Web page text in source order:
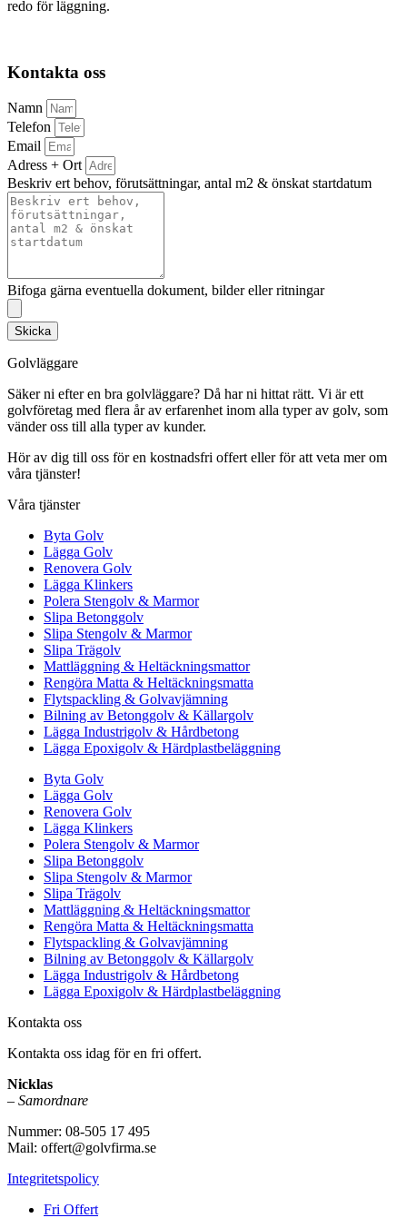
redo för läggning.
Kontakta oss
Namn
Telefon
Email
Adress + Ort
Beskriv ert behov, förutsättningar, antal m2 & önskat startdatum
Bifoga gärna eventuella dokument, bilder eller ritningar
Skicka
Golvläggare
Säker ni efter en bra golvläggare? Då har ni hittat rätt. Vi är ett
golvföretag med flera år av erfarenhet inom alla typer av golv, som
vänder oss till alla typer av kunder.
Hör av dig till oss för en kostnadsfri offert eller för att veta mer om
våra tjänster!
Våra tjänster
Byta Golv
Lägga Golv
Renovera Golv
Lägga Klinkers
Polera Stengolv & Marmor
Slipa Betonggolv
Slipa Stengolv & Marmor
Slipa Trägolv
Mattläggning & Heltäckningsmattor
Rengöra Matta & Heltäckningsmatta
Flytspackling & Golvavjämning
Bilning av Betonggolv & Källargolv
Lägga Industrigolv & Hårdbetong
Lägga Epoxigolv & Härdplastbeläggning
Byta Golv
Lägga Golv
Renovera Golv
Lägga Klinkers
Polera Stengolv & Marmor
Slipa Betonggolv
Slipa Stengolv & Marmor
Slipa Trägolv
Mattläggning & Heltäckningsmattor
Rengöra Matta & Heltäckningsmatta
Flytspackling & Golvavjämning
Bilning av Betonggolv & Källargolv
Lägga Industrigolv & Hårdbetong
Lägga Epoxigolv & Härdplastbeläggning
Kontakta oss
Kontakta oss idag för en fri offert.
Nicklas
– Samordnare
Nummer: 08-505 17 495
Mail: offert@golvfirma.se
Integritetspolicy
Fri Offert